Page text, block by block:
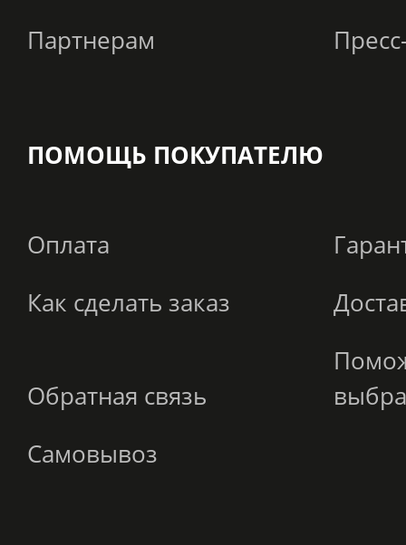
Партнерам
ПОМОЩЬ ПОКУПАТЕЛЮ
Оплата
Как сделать заказ
Обратная связь
Самовывоз